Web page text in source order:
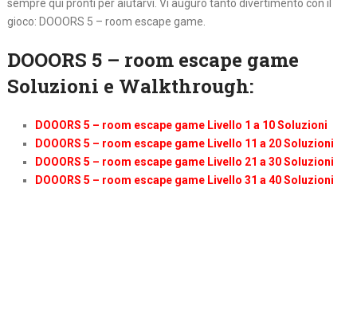
sempre qui pronti per aiutarvi. Vi auguro tanto divertimento con il
gioco: DOOORS 5 – room escape game.
DOOORS 5 – room escape game
Soluzioni e Walkthrough:
DOOORS 5 – room escape game Livello 1 a 10 Soluzioni
DOOORS 5 – room escape game Livello 11 a 20 Soluzioni
DOOORS 5 – room escape game Livello 21 a 30 Soluzioni
DOOORS 5 – room escape game Livello 31 a 40 Soluzioni